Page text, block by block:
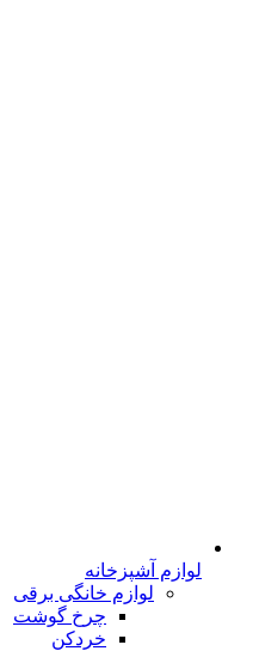
لوازم آشپزخانه
لوازم خانگی برقی
چرخ گوشت
خردکن